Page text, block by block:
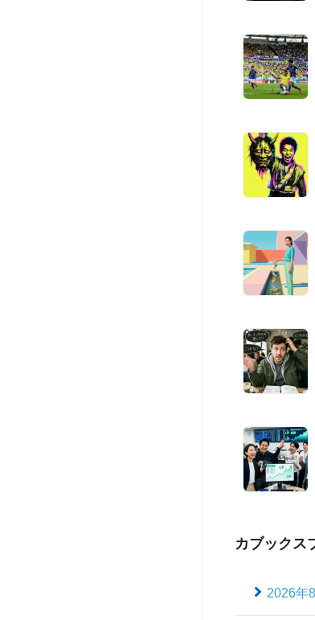
カブックス
2026年